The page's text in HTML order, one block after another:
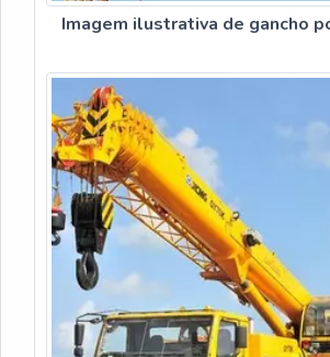
Imagem ilustrativa de gancho